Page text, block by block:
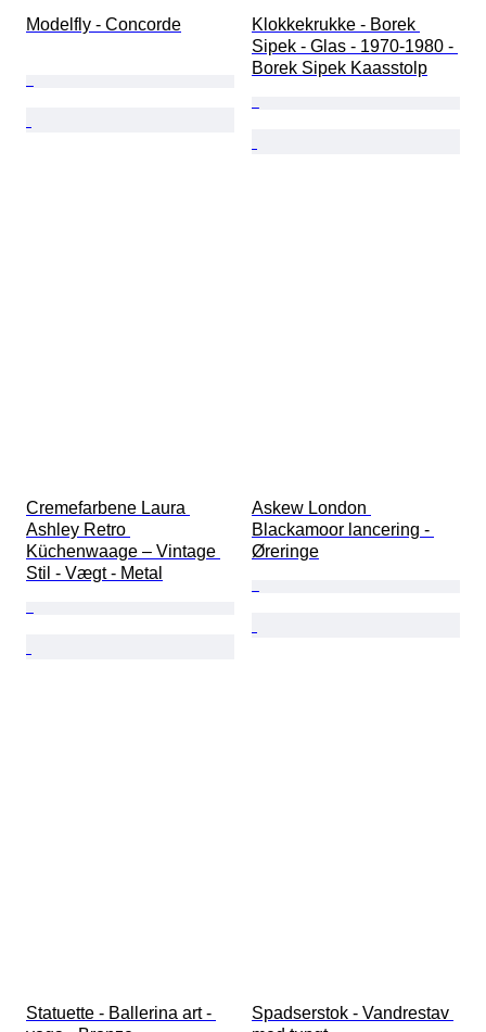
Modelfly - Concorde
Klokkekrukke - Borek
Sipek - Glas - 1970-1980 -
Borek Sipek Kaasstolp
Cremefarbene Laura
Ashley Retro
Küchenwaage – Vintage
Stil - Vægt - Metal
Askew London
Blackamoor lancering -
Øreringe
Statuette - Ballerina art -
Spadserstok - Vandrestav